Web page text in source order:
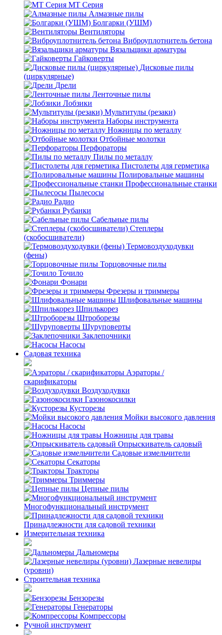
MT Серия
Алмазные пилы
Болгарки (УШМ)
Вентиляторы
Виброуплотнитель бетона
Вязальщики арматуры
Гайковерты
Дисковые пилы
(циркулярные)
Дрели
Ленточные пилы
Лобзики
Мультитулы (резаки)
Наборы инструмента
Ножницы по металлу
Отбойные молотки
Перфораторы
Пилы по металлу
Пистолеты для герметика
Полировальные машины
Профессиональные станки
Пылесосы
Радио
Рубанки
Сабельные пилы
Степлеры
(скобосшиватели)
Термовоздуходувки
(фены)
Торцовочные пилы
Точило
Фонари
Фрезеры и триммеры
Шлифовальные машины
Шпилькорез
Штроборезы
Шуруповерты
Заклепочники
Насосы
Садовая техника
Аэраторы /
скарификаторы
Воздуходувки
Газонокосилки
Кусторезы
Мойки высокого давления
Насосы
Ножницы для травы
Опрыскиватель садовый
Садовые измельчители
Секаторы
Тракторы
Триммеры
Цепные пилы
Многофункциональный инструмент
Принадлежности для садовой техники
Измерительная техника
Дальномеры
Лазерные невелиры
(уровни)
Строительная техника
Бензорезы
Генераторы
Компрессоры
Ручной инструмент